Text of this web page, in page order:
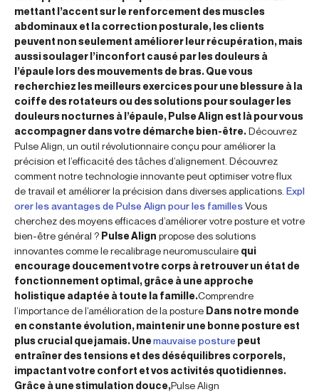
mettant l’accent sur le renforcement des muscles
abdominaux et la correction posturale, les clients
peuvent non seulement améliorer leur récupération, mais
aussi soulager l’inconfort causé par les douleurs à
l’épaule lors des mouvements de bras. Que vous
recherchiez les meilleurs exercices pour une blessure à la
coiffe des rotateurs ou des solutions pour soulager les
douleurs nocturnes à l’épaule, Pulse Align est là pour vous
accompagner dans votre démarche bien-être.Découvrez
Pulse Align, un outil révolutionnaire conçu pour améliorer la
précision et l’efficacité des tâches d’alignement. Découvrez
comment notre technologie innovante peut optimiser votre flux
de travail et améliorer la précision dans diverses applications. Expl
orer les avantages de Pulse Align pour les famillesVous
cherchez des moyens efficaces d’améliorer votre posture et votre
bien-être général ? Pulse Align propose des solutions
innovantes comme le recalibrage neuromusculaire qui
encourage doucement votre corps à retrouver un état de
fonctionnement optimal, grâce à une approche
holistique adaptée à toute la famille.Comprendre
l’importance de l’amélioration de la posture Dans notre monde
en constante évolution, maintenir une bonne posture est
plus crucial que jamais. Unemauvaise posture peut
entraîner des tensions et des déséquilibres corporels,
impactant votre confort et vos activités quotidiennes.
Grâce à une stimulation douce,Pulse Align